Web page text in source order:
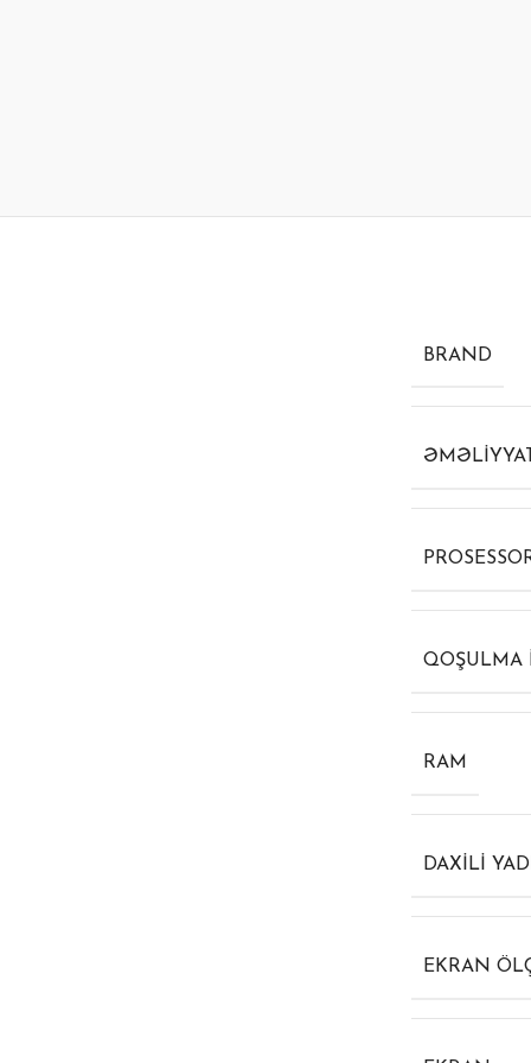
BRAND
QOŞULMA
RAM
DAXILI
EKRAN